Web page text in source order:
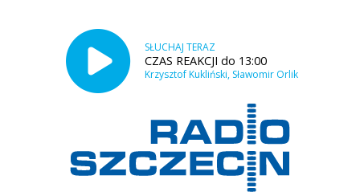
SŁUCHAJ TERAZ
CZAS REAKCJI do 13:00
Krzysztof Kukliński, Sławomir Orlik